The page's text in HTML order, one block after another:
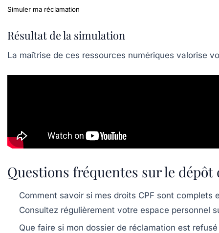
Simuler ma réclamation
Résultat de la simulation
La maîtrise de ces ressources numériques valorise
Questions fréquentes sur le
Comment savoir si mes droits CPF sont complets
Consultez régulièrement votre espace personnel
Que faire si mon dossier de réclamation est refusé